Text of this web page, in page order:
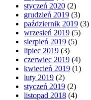
styczeń 2020 (2)
grudzień 2019 (3)
październik 2019 (3)
wrzesień 2019 (5)
sierpień 2019 (5)
lipiec 2019 (3)
czerwiec 2019 (4)
kwiecień 2019 (1)
luty 2019 (2)
styczeń 2019 (2)
listopad 2018 (4)